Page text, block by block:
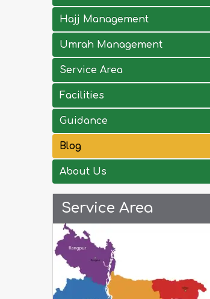
Hajj Management
Umrah Management
Service Area
Facilities
Guidance
Blog
About Us
Service Area